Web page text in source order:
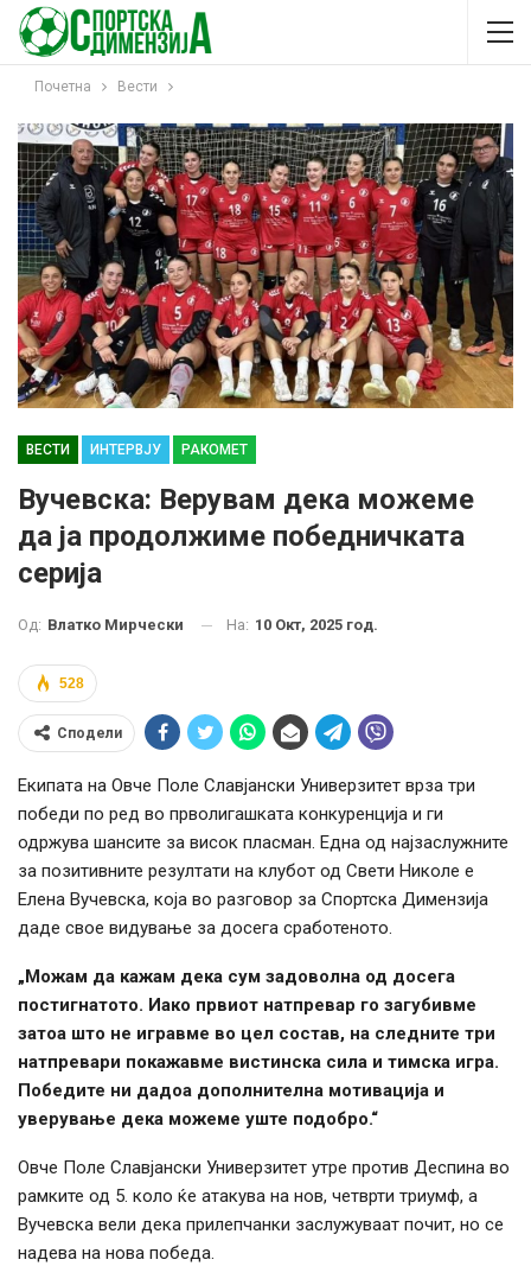
Почетна Вести
ВЕСТИ ИНТЕРВЈУ РАКОМЕТ
Вучевска: Верувам дека можеме
да ја продолжиме победничката
серија
Од: Влатко Мирчески На: 10 Окт, 2025 год.
528
Сподели
Екипата на Овче Поле Славјански Универзитет врза три
победи по ред во прволигашката конкуренција и ги
одржува шансите за висок пласман. Една од најзаслужните
за позитивните резултати на клубот од Свети Николе е
Елена Вучевска, која во разговор за Спортска Димензија
даде свое видување за досега сработеното.
„Можам да кажам дека сум задоволна од досега
постигнатото. Иако првиот натпревар го загубивме
затоа што не игравме во цел состав, на следните три
натпревари покажавме вистинска сила и тимска игра.
Победите ни дадоа дополнителна мотивација и
уверување дека можеме уште подобро.“
Овче Поле Славјански Универзитет утре против Деспина во
рамките од 5. коло ќе атакува на нов, четврти триумф, а
Вучевска вели дека прилепчанки заслужуваат почит, но се
надева на нова победа.